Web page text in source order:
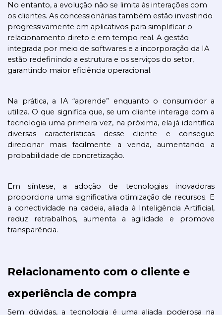
No entanto, a evolução não se limita às interações com
os clientes. As concessionárias também estão investindo
progressivamente em aplicativos para simplificar o
relacionamento direto e em tempo real. A gestão
integrada por meio de softwares e a incorporação da IA
estão redefinindo a estrutura e os serviços do setor,
garantindo maior eficiência operacional.
Na prática, a IA “aprende” enquanto o consumidor a
utiliza. O que significa que, se um cliente interage com a
tecnologia uma primeira vez, na próxima, ela já identifica
diversas características desse cliente e consegue
direcionar mais facilmente a venda, aumentando a
probabilidade de concretização.
Em síntese, a adoção de tecnologias inovadoras
proporciona uma significativa otimização de recursos. E
a conectividade na cadeia, aliada à Inteligência Artificial,
reduz retrabalhos, aumenta a agilidade e promove
transparência.
Relacionamento com o cliente e
experiência de compra
Sem dúvidas, a tecnologia é uma aliada poderosa na